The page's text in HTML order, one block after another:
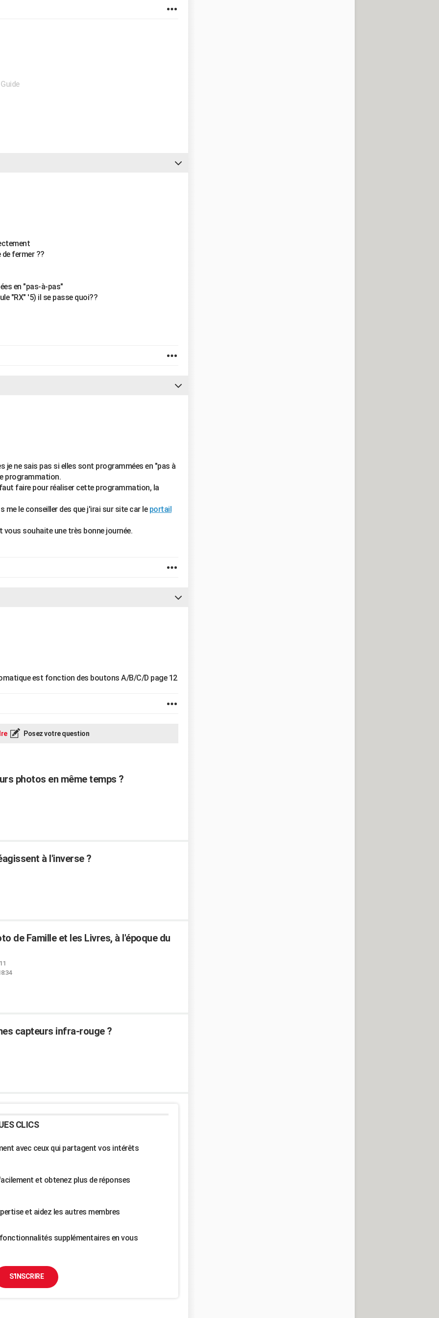
fermer ??
en "pas-à-pas"
"RX" '5) il se passe quoi??
je ne sais pas si elles sont programmées en "pas à
programmation.
faire pour réaliser cette programmation, la
me le conseiller des que j'irai sur site car le portail
souhaite une très bonne journée.
est fonction des boutons A/B/C/D page 12
Posez votre question
photos en même temps ?
à l'inverse ?
de Famille et les Livres, à l'époque du
capteurs infra-rouge ?
CLICS
avec ceux qui partagent vos intérêts
et obtenez plus de réponses
et aidez les autres membres
supplémentaires en vous
S'INSCRIRE